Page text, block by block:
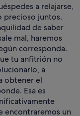
a relajarse,
precioso juntos.
de saber
mal, haremos
corresponda.
tu anfitrión no
a
obtener el
Esa es
encontraremos un